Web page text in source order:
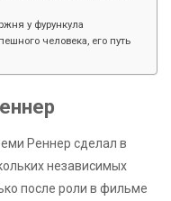
у фурункула
человека, его путь
Реннер сделал в
независимых
после роли в фильме